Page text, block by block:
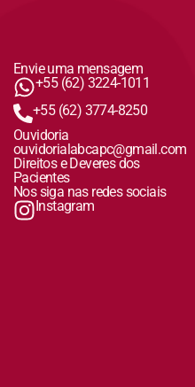
Envie uma mensagem
+55 (62) 3224-1011
+55 (62) 3774-8250
Ouvidoria
ouvidorialabcapc@gmail.com
Direitos e Deveres dos
Pacientes
Nos siga nas redes sociais
Instagram